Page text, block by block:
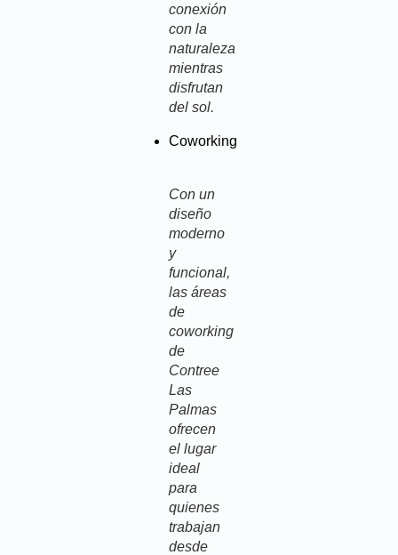
conexión
con la
naturaleza
mientras
disfrutan
del sol.
Coworking
Con un
diseño
moderno
y
funcional,
las áreas
de
coworking
de
Contree
Las
Palmas
ofrecen
el lugar
ideal
para
quienes
trabajan
desde